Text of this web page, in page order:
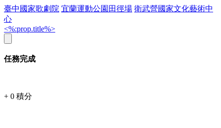
臺中國家歌劇院 宜蘭運動公園田徑場 衛武營國家文化藝術中
心
<%:prop.title%>
任務完成
+ 0 積分